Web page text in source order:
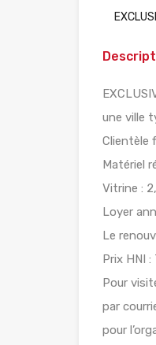
une ville
Clientèle
Matériel
Vitrine :
Loyer
Le
Prix HNI :
Pour
par
pour